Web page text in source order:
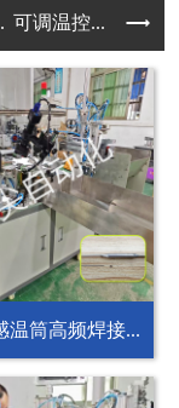
可调温控... 自动
温筒高频焊接...